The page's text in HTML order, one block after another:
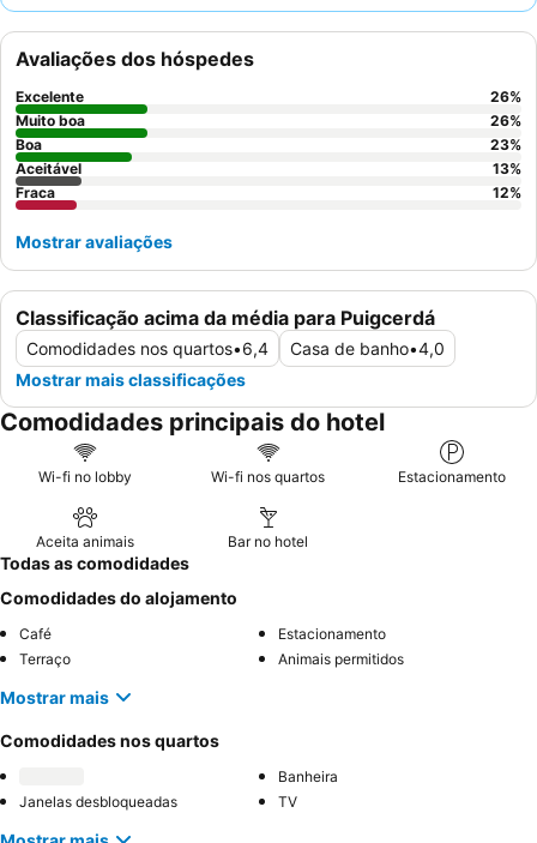
tabuleiro
para entretenimento. Os hóspedes elogiam
consistentemente asimpatia excecional e a atenção dos
funcionários
com
charcutaria de qualidade. Para uma estadia mais tranquila, os
hóspedes podem considerar solicitar um quarto virado para
longe de potenciais fontes de ruído.
Classificação acima da média para Puigcerdá
Comodidades nos quartos•6,4 Casa de banho•4,0
Mostrar mais classificações
Avaliações dos hóspedes
Excelente 26%
Muito boa
26%
Boa
23%
Aceitável
13%
Fraca
12%
Mostrar avaliações
Comodidades principais do hotel
Wi-fi no lobby Wi-fi nos quartos Estacionamento
Aceita animais Bar no hotel
Todas as comodidades
Comodidades do alojamento
Café
Estacionamento
Terraço
Animais permitidos
Mostrar mais
Comodidades nos quartos
Banheira
Janelas desbloqueadas
TV